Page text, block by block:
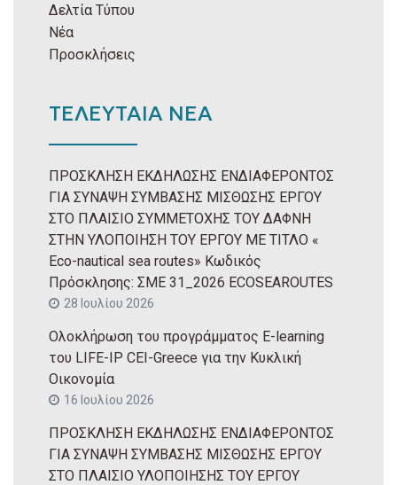
Δελτία Τύπου
Νέα
Προσκλήσεις
ΤΕΛΕΥΤΑΙΑ ΝΕΑ
ΠΡΟΣΚΛΗΣΗ ΕΚΔΗΛΩΣΗΣ ΕΝΔΙΑΦΕΡΟΝΤΟΣ
ΓΙΑ ΣΥΝΑΨΗ ΣΥΜΒΑΣΗΣ ΜΙΣΘΩΣΗΣ ΕΡΓΟΥ
ΣΤΟ ΠΛΑΙΣΙΟ ΣΥΜΜΕΤΟΧΗΣ ΤΟΥ ΔΑΦΝΗ
ΣΤΗΝ ΥΛΟΠΟΙΗΣΗ ΤΟΥ ΕΡΓΟΥ ΜΕ ΤΙΤΛΟ «
Eco-nautical sea routes» Κωδικός
Πρόσκλησης: ΣΜΕ 31_2026 ECOSEAROUTES
28 Ιουλίου 2026
Ολοκλήρωση του προγράμματος E-learning
του LIFE-IP CEI-Greece για την Κυκλική
Οικονομία
16 Ιουλίου 2026
ΠΡΟΣΚΛΗΣΗ ΕΚΔΗΛΩΣΗΣ ΕΝΔΙΑΦΕΡΟΝΤΟΣ
ΓΙΑ ΣΥΝΑΨΗ ΣΥΜΒΑΣΗΣ ΜΙΣΘΩΣΗΣ ΕΡΓΟΥ
ΣΤΟ ΠΛΑΙΣΙΟ ΥΛΟΠΟΙΗΣΗΣ ΤΟΥ ΕΡΓΟΥ